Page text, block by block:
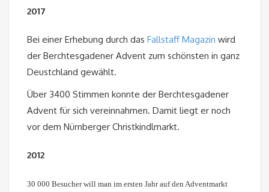
2017
Bei einer Erhebung durch das Fallstaff Magazin wird
der Berchtesgadener Advent zum schönsten in ganz
Deustchland gewählt.
Über 3400 Stimmen konnte der Berchtesgadener
Advent für sich vereinnahmen. Damit liegt er noch
vor dem Nürnberger Christkindlmarkt.
2012
30 000 Besucher will man im ersten Jahr auf den Adventmarkt